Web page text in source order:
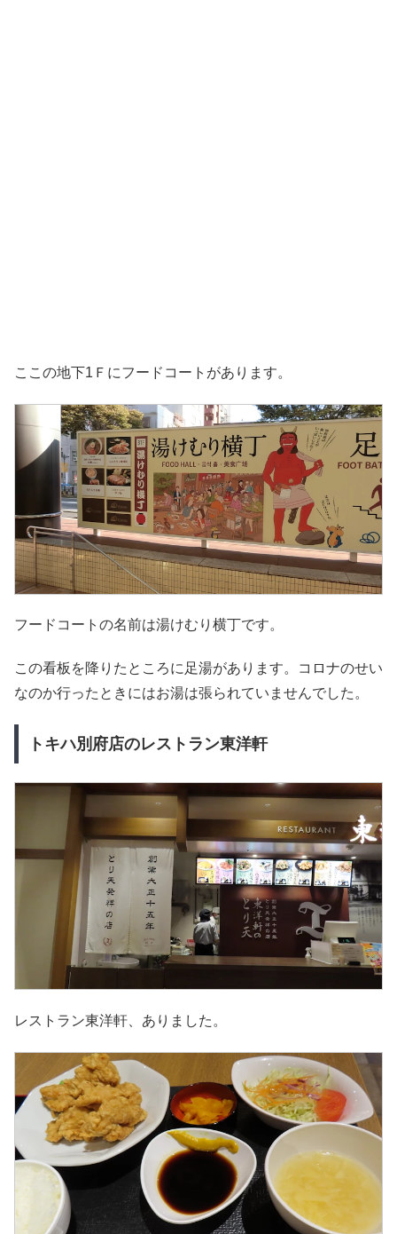
ここの地下1Ｆにフードコートがあります。
フードコートの名前は湯けむり横丁です。
この看板を降りたところに足湯があります。コロナのせい
なのか行ったときにはお湯は張られていませんでした。
トキハ別府店のレストラン東洋軒
レストラン東洋軒、ありました。